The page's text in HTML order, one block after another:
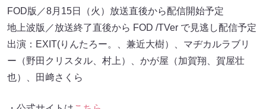
FOD版／8月15日（火）放送直後から配信開始予定
地上波版／放送終了直後から FOD /TVer で見逃し配信予定
出演：EXIT(りんたろー。、兼近大樹）、マヂカルラブリ
ー（野田クリスタル、村上）、かが屋（加賀翔、賀屋壮
也）、田﨑さくら